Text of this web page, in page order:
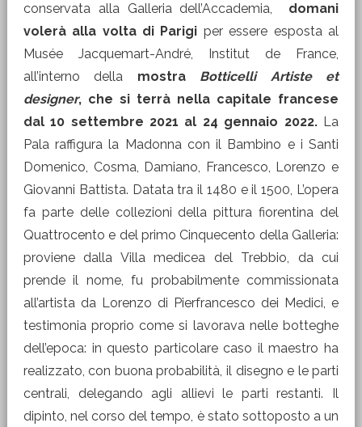
conservata alla Galleria dell’Accademia, domani
volerà alla volta di Parigi per essere esposta al
Musée Jacquemart-André, Institut de France,
all’interno della mostra Botticelli Artiste et
designer, che si terrà nella capitale francese
dal 10 settembre 2021 al 24 gennaio 2022.La
Pala raffigura la Madonna con il Bambino e i Santi
Domenico, Cosma, Damiano, Francesco, Lorenzo e
Giovanni Battista. Datata tra il 1480 e il 1500, L’opera
fa parte delle collezioni della pittura fiorentina del
Quattrocento e del primo Cinquecento della Galleria:
proviene dalla Villa medicea del Trebbio, da cui
prende il nome, fu probabilmente commissionata
all’artista da Lorenzo di Pierfrancesco dei Medici, e
testimonia proprio come si lavorava nelle botteghe
dell’epoca: in questo particolare caso il maestro ha
realizzato, con buona probabilità, il disegno e le parti
centrali, delegando agli allievi le parti restanti. Il
dipinto, nel corso del tempo, è stato sottoposto a un